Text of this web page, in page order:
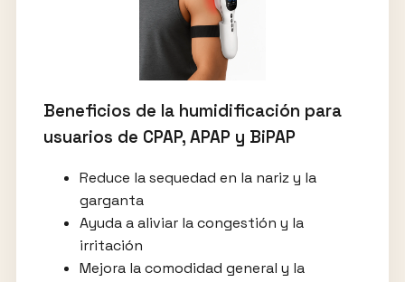
Beneficios de la humidificación para
usuarios de CPAP, APAP y BiPAP
Reduce la sequedad en la nariz y la
garganta
Ayuda a aliviar la congestión y la
irritación
Mejora la comodidad general y la